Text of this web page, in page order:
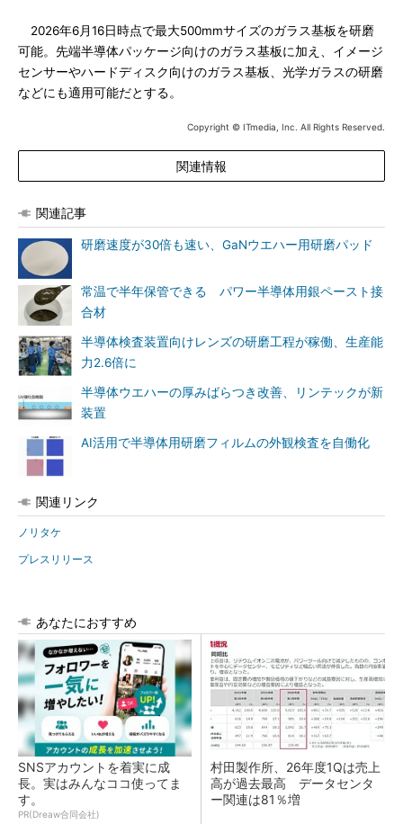
2026年6月16日時点で最大500mmサイズのガラス基板を研磨
可能。先端半導体パッケージ向けのガラス基板に加え、イメージ
センサーやハードディスク向けのガラス基板、光学ガラスの研磨
などにも適用可能だとする。
Copyright © ITmedia, Inc. All Rights Reserved.
関連情報
関連記事
研磨速度が30倍も速い、GaNウエハー用研磨パッド
常温で半年保管できる パワー半導体用銀ペースト接
合材
半導体検査装置向けレンズの研磨工程が稼働、生産能
力2.6倍に
半導体ウエハーの厚みばらつき改善、リンテックが新
装置
AI活用で半導体用研磨フィルムの外観検査を自働化
関連リンク
ノリタケ
プレスリリース
あなたにおすすめ
SNSアカウントを着実に成
長。実はみんなココ使ってま
す。
PR(Dreaw合同会社)
村田製作所、26年度1Qは売上
高が過去最高 データセンタ
ー関連は81％増